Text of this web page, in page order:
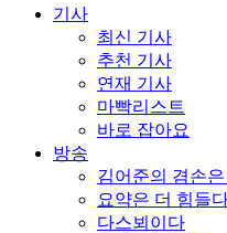
기사
최신 기사
추천 기사
연재 기사
마빡리스트
바로 잡아요
방송
김어준의 겸손
요약은 더 힘들
다스뵈이다